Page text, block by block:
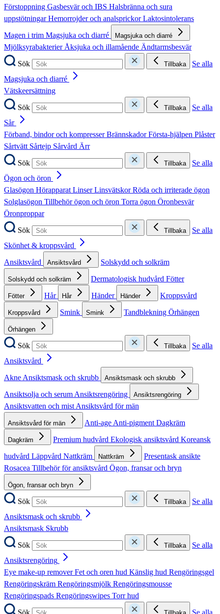
Förstoppning Gasbesvär och IBS Halsbränna och sura
uppstötningarHemorrojder och analsprickorLaktosintolerans
Magen i trim Magsjuka och diarré Magsjuka och diarré
MjölksyrabakterierÅksjuka och illamående Ändtarmsbesvär
Sök
Tillbaka
Se alla
Magsjuka och diarré
Vätskeersättning
Sök
Tillbaka
Se alla
Sår
Förband, bindor och kompresserBrännskadorFörsta-hjälpen Plåster
Sårtvätt Sårtejp Sårvård Ärr
Sök
Tillbaka
Se alla
Ögon och öron
Glasögon HörapparatLinserLinsvätskorRöda och irriterade ögon
Solglasögon Tillbehör ögon och öron Torra ögon Öronbesvär
Öronproppar
Sök
Tillbaka
Se alla
Skönhet & kroppsvård
Ansiktsvård
Ansiktsvård Solskydd och solkräm
Solskydd och solkräm Dermatologisk hudvård Fötter
Fötter Hår Hår Händer Händer Kroppsvård
Kroppsvård Smink Smink Tandblekning Örhängen
Örhängen
Sök Tillbaka
Se alla
Ansiktsvård
AkneAnsiktsmask och skrubb Ansiktsmask och skrubb
Ansiktsolja och serumAnsiktsrengöring Ansiktsrengöring
Ansiktsvatten och mistAnsiktsvård för män
Ansiktsvård för män Anti-ageAnti-pigmentDagkräm
Dagkräm Premium hudvård Ekologisk ansiktsvård Koreansk
hudvård Läppvård Nattkräm Nattkräm
Presentask ansikte
Rosacea Tillbehör för ansiktsvård Ögon, fransar och bryn
Ögon, fransar och bryn
Sök Tillbaka
Se alla
Ansiktsmask och skrubb
Ansiktsmask Skrubb
Sök
Tillbaka
Se alla
Ansiktsrengöring
Eye make-up removerFet och oren hud Känslig hud Rengöringsgel
Rengöringskräm Rengöringsmjölk Rengöringsmousse
Rengöringspads Rengöringswipes Torr hud